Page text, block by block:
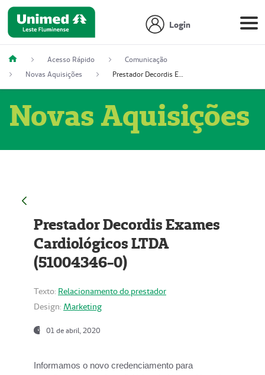
Login
Acesso Rápido
Comunicação
Novas Aquisições
Prestador Decordis Exames Cardiológicos LTDA (51004346-0)
Novas Aquisições
Prestador Decordis Exames
Cardiológicos LTDA
(51004346-0)
Texto: Relacionamento do prestador
Design: Marketing
01 de abril, 2020
Informamos o novo credenciamento para